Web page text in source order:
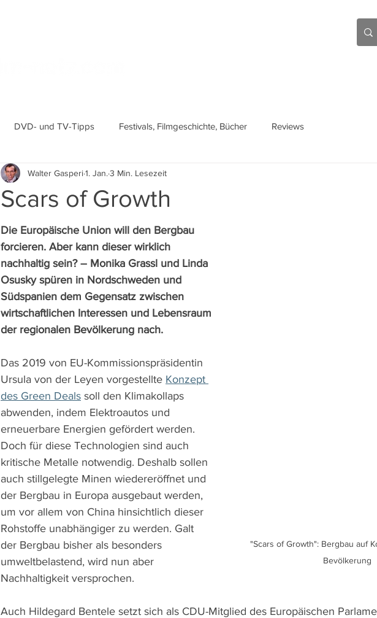
DVD- und TV-Tipps Festivals, Filmgeschichte, Bücher Reviews
Scars of Growth
Walter Gasperi1. Jan. 3 Min. Lesezeit
"Scars of Growth": Bergbau auf
Bevölkerung
Die Europäische Union will den Bergbau
forcieren. Aber kann dieser wirklich
nachhaltig sein? – Monika Grassl und Linda
Osusky spüren in Nordschweden und
Südspanien dem Gegensatz zwischen
wirtschaftlichen Interessen und Lebensraum
der regionalen Bevölkerung nach.
Das 2019 von EU-Kommissionspräsidentin
Ursula von der Leyen vorgestellte Konzept
des Green Deals soll den Klimakollaps
abwenden, indem Elektroautos und
erneuerbare Energien gefördert werden.
Doch für diese Technologien sind auch
kritische Metalle notwendig. Deshalb sollen
auch stillgelegte Minen wiedereröffnet und
der Bergbau in Europa ausgebaut werden,
um vor allem von China hinsichtlich dieser
Rohstoffe unabhängiger zu werden. Galt
der Bergbau bisher als besonders
umweltbelastend, wird nun aber
Nachhaltigkeit versprochen.
Auch Hildegard Bentele setzt sich als CDU-Mitglied des Europäischen